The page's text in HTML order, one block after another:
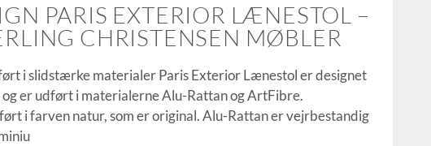
PARIS EXTERIOR LÆNESTOL –
CHRISTENSEN MØBLER
i slidstærke materialer Paris Exterior Lænestol er designet
og er udført i materialerne Alu-Rattan og ArtFibre.
i farven natur, som er original. Alu-Rattan er vejrbestandig